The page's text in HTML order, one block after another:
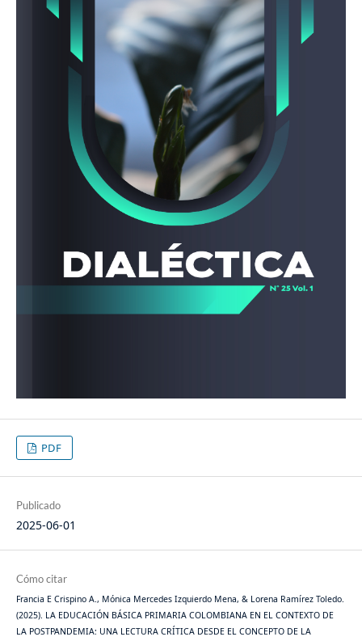
PDF
Publicado
2025-06-01
Cómo citar
Francia E Crispino A., Mónica Mercedes Izquierdo Mena, & Lorena Ramírez Toledo.
(2025). LA EDUCACIÓN BÁSICA PRIMARIA COLOMBIANA EN EL CONTEXTO DE
LA POSTPANDEMIA: UNA LECTURA CRÍTICA DESDE EL CONCEPTO DE LA